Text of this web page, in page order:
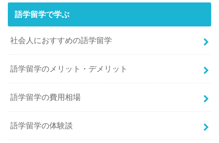
語学留学で学ぶ
社会人におすすめの語学留学
語学留学のメリット・デメリット
語学留学の費用相場
語学留学の体験談